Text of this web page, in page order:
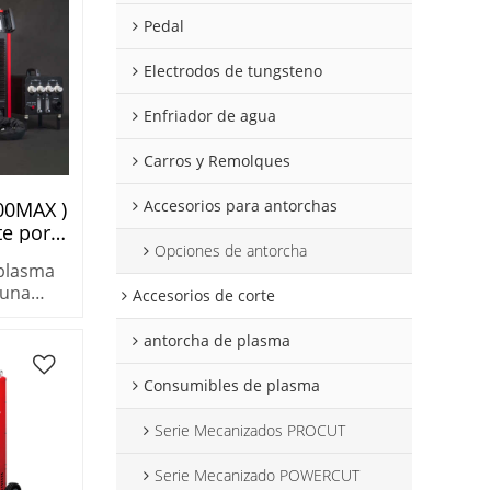
)
por
Pedal
Electrodos de tungsteno
Enfriador de agua
Carros y Remolques
Accesorios para antorchas
Opciones de antorcha
Accesorios de corte
antorcha de plasma
Consumibles de plasma
Serie Mecanizados PROCUT
Serie Mecanizado POWERCUT